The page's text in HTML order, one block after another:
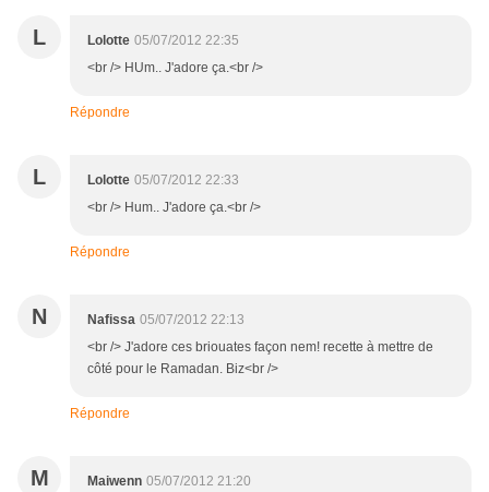
L Lolotte 05/07/2012 22:35
<br /> HUm.. J'adore ça.<br />
Répondre
L Lolotte 05/07/2012 22:33
<br /> Hum.. J'adore ça.<br />
Répondre
N Nafissa 05/07/2012 22:13
<br /> J'adore ces briouates façon nem! recette à mettre de
côté pour le Ramadan. Biz<br />
Répondre
M Maiwenn 05/07/2012 21:20